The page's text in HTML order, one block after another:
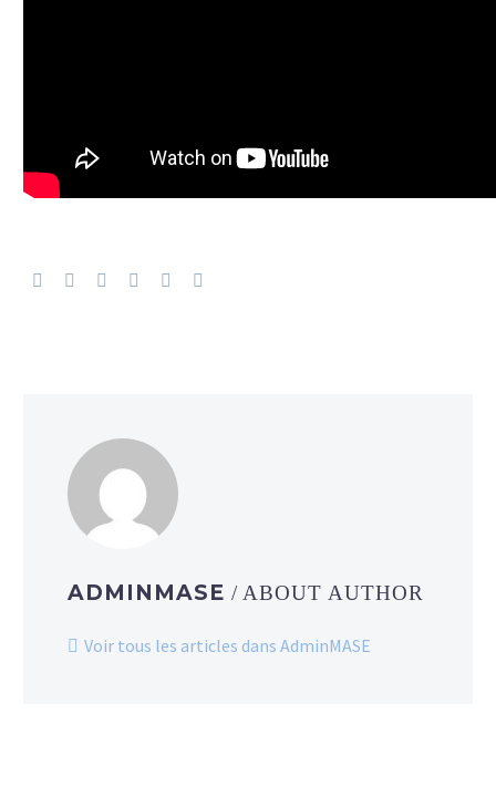
ADMINMASE / ABOUT AUTHOR
Voir tous les articles dans AdminMASE